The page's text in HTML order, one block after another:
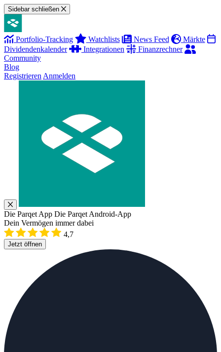
Sidebar schließen
Portfolio-Tracking Watchlists News Feed
Märkte
Dividendenkalender
Integrationen
Finanzrechner
Community
Blog
Registrieren Anmelden
Die Parqet App Die Parqet Android-App
Dein Vermögen immer dabei
4,7
Jetzt öffnen